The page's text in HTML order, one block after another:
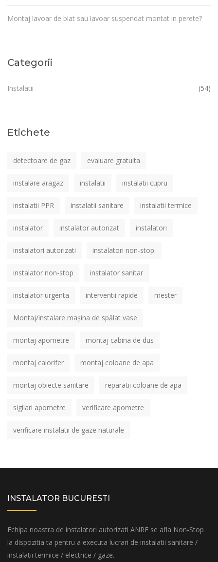
Montaj lavoar de blat sau lavoar suspendat montat in perete?
Categorii
Instalatii (54)
Etichete
detectoare de gaz evaluare gratuita
instalare aragaz instalatii instalatii cupru
instalatii PPR instalatii sanitare instalatii termice
instalator instalator autorizat instalatori
instalatori autorizati instalatori non-stop.
instalator non-stop instalator sanitar
instalator urgenta interventii rapide mester
Montaj/instalare mașina de spălat vase
montaj apometre montaj cabina de dus
montaj calorifer montaj coloane de apa
montaj obiecte sanitare reparatii coloane de apa
sigilari apometre verificare apometre
verificare instalatii de gaze naturale
INSTALATOR BUCURESTI
Echipa noastra de instalatori autorizati ANRE se afla Non-Stop
la dispozitia ta pentru a executa lucrari de instalatii sanitare /
instalatii termice / electrice / gaze.